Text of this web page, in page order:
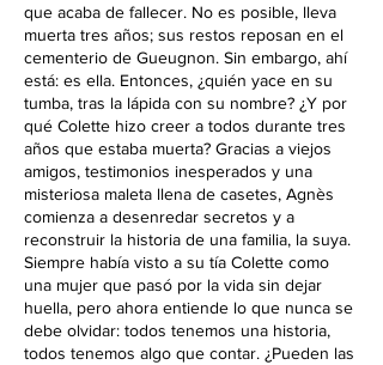
que acaba de fallecer. No es posible, lleva
muerta tres años; sus restos reposan en el
cementerio de Gueugnon. Sin embargo, ahí
está: es ella. Entonces, ¿quién yace en su
tumba, tras la lápida con su nombre? ¿Y por
qué Colette hizo creer a todos durante tres
años que estaba muerta? Gracias a viejos
amigos, testimonios inesperados y una
misteriosa maleta llena de casetes, Agnès
comienza a desenredar secretos y a
reconstruir la historia de una familia, la suya.
Siempre había visto a su tía Colette como
una mujer que pasó por la vida sin dejar
huella, pero ahora entiende lo que nunca se
debe olvidar: todos tenemos una historia,
todos tenemos algo que contar. ¿Pueden las